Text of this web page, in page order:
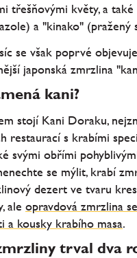
třešňovými květy, a také
a "kinako" (pražený
se však poprvé
japonská zmrzlina
kani?
stojí Kani Doraku,
restaurací s krabími
svými obřími
se mýlit, krabí
dezert ve tvaru
ale opravdová zmrzlina
a kousky krabího masa.
trval dva